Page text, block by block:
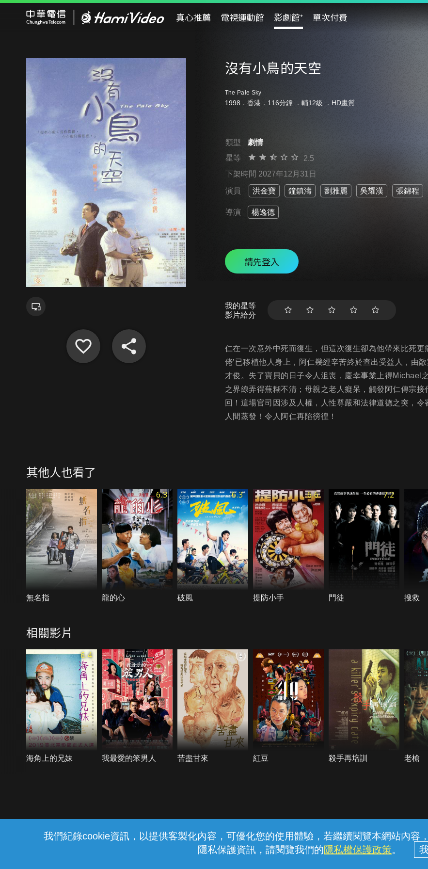
我們紀錄cookie資訊，以提供客製化內容，可優化您的使用體驗，若繼續閱覽本網站內容
隱私保護資訊，請閱覽我們的隱私權保護政策。
真心推薦 電視運動館 影劇館⁺ 單次付費
沒有小鳥的天空
The Pale Sky
1998．香港．116分鐘 ． 輔12級 ．HD畫質
類型
劇情
星等
2.5
下架時間 2027年12月31日
演員 洪金寶 鐘鎮濤 劉雅麗 吳耀漢 張錦程
導演 楊逸德
請先登入
我的星等
影片給分
仁在一次意外中死而復生，但這次復生卻為他帶來比死
佬’已移植他人身上，阿仁幾經辛苦終於查出受益人，由
才俊。失了寶貝的日子令人沮喪，慶幸事業上得Michael
之界線弄得蕪糊不清；母親之老人癡呆，觸發阿仁傳宗
回！這場官司因涉及人權，人性尊嚴和法律道德之突，
人間蒸發！令人阿仁再陷徬徨！
其他人也看了
無名指
6.3
龍的心
6.3
破風
6.6
提防小手
7.2
門徒 搜救
相關影片
6.4
海角上的兄妹 我最愛的笨男人 苦盡甘來 紅豆 殺手再培訓 老槍
線上客服 服務條款 隱私權保護
中華電信股份有限公司個人家庭分公司 (統一編號：96979949) ©